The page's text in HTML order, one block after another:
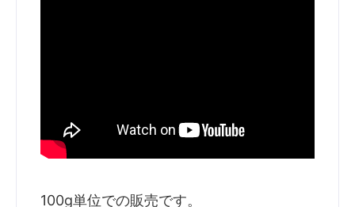
100g単位での販売です。